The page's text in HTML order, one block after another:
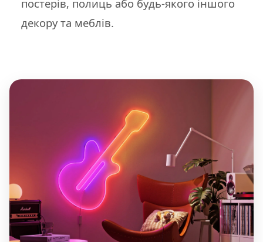
постерів, полиць або будь-якого іншого
декору та меблів.